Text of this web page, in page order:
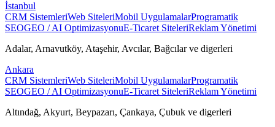
İstanbul
CRM SistemleriWeb SiteleriMobil UygulamalarProgramatik
SEOGEO / AI OptimizasyonuE-Ticaret SiteleriReklam Yönetimi
Adalar, Arnavutköy, Ataşehir, Avcılar, Bağcılarve digerleri
Ankara
CRM SistemleriWeb SiteleriMobil UygulamalarProgramatik
SEOGEO / AI OptimizasyonuE-Ticaret SiteleriReklam Yönetimi
Altındağ, Akyurt, Beypazarı, Çankaya, Çubuk ve digerleri